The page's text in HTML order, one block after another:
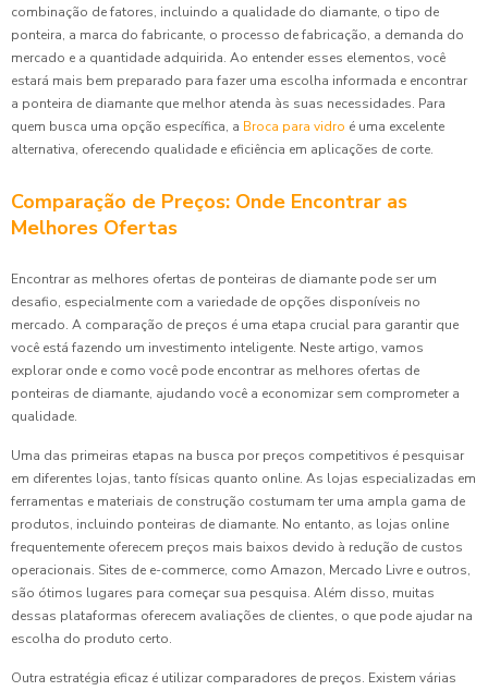
combinação de fatores, incluindo a qualidade do diamante, o tipo de
ponteira, a marca do fabricante, o processo de fabricação, a demanda do
mercado e a quantidade adquirida. Ao entender esses elementos, você
estará mais bem preparado para fazer uma escolha informada e encontrar
a ponteira de diamante que melhor atenda às suas necessidades. Para
quem busca uma opção específica, a Broca para vidro é uma excelente
alternativa, oferecendo qualidade e eficiência em aplicações de corte.
Comparação de Preços: Onde Encontrar as
Melhores Ofertas
Encontrar as melhores ofertas de ponteiras de diamante pode ser um
desafio, especialmente com a variedade de opções disponíveis no
mercado. A comparação de preços é uma etapa crucial para garantir que
você está fazendo um investimento inteligente. Neste artigo, vamos
explorar onde e como você pode encontrar as melhores ofertas de
ponteiras de diamante, ajudando você a economizar sem comprometer a
qualidade.
Uma das primeiras etapas na busca por preços competitivos é pesquisar
em diferentes lojas, tanto físicas quanto online. As lojas especializadas em
ferramentas e materiais de construção costumam ter uma ampla gama de
produtos, incluindo ponteiras de diamante. No entanto, as lojas online
frequentemente oferecem preços mais baixos devido à redução de custos
operacionais. Sites de e-commerce, como Amazon, Mercado Livre e outros,
são ótimos lugares para começar sua pesquisa. Além disso, muitas
dessas plataformas oferecem avaliações de clientes, o que pode ajudar na
escolha do produto certo.
Outra estratégia eficaz é utilizar comparadores de preços. Existem várias